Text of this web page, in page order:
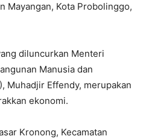
Mayangan, Kota Probolinggo,
diluncurkan Menteri
Manusia dan
Muhadjir Effendy, merupakan
ekonomi.
Kronong, Kecamatan